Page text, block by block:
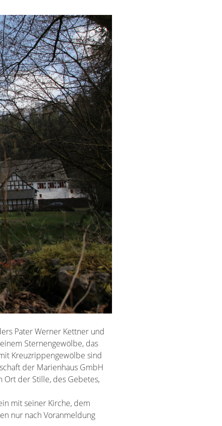
Pater Werner Kettner und
Sternengewölbe, das
Kreuzrippengewölbe sind
der Marienhaus GmbH
Ort der Stille, des Gebetes,
mit seiner Kirche, dem
nur nach Voranmeldung